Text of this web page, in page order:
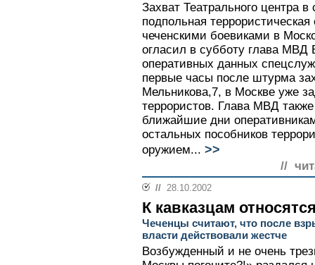
Захват Театрального центра
подпольная террористическая
чеченскими боевиками в
огласил в субботу глава МВД
оперативных данных
первые часы после штурма
Мельникова,7, в Москве уже
террористов. Глава МВД
ближайшие дни
остальных пособников
оружием... >>
//
// 28.10.2002
К кавказцам
Чеченцы считают, что после
власти действовали жестче
Возбужденный и не очень